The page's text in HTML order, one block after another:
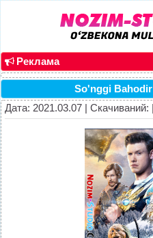
Реклама
So'nggi
Дата: 2021.03.07 | Скачиваний: